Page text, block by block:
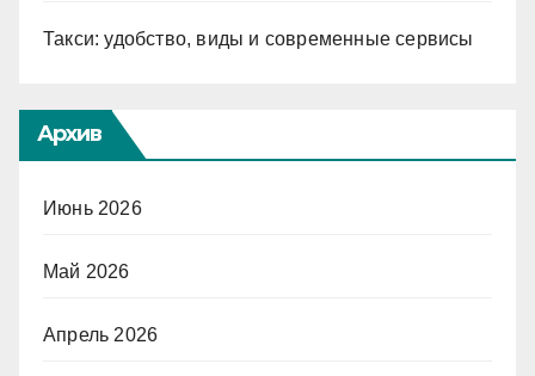
Такси: удобство, виды и современные сервисы
Архив
Июнь 2026
Май 2026
Апрель 2026